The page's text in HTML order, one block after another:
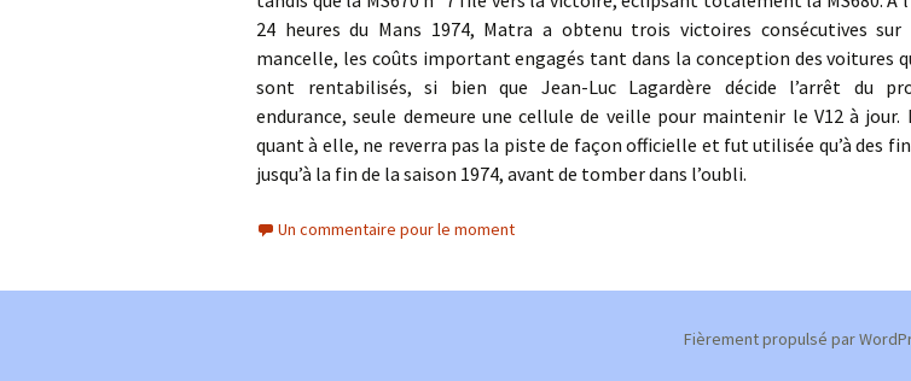
24 heures du Mans 1974, Matra a obtenu trois victoires consécutives sur
mancelle, les coûts important engagés tant dans la conception des voitures
sont rentabilisés, si bien que Jean-Luc Lagardère décide l’arrêt du
endurance, seule demeure une cellule de veille pour maintenir le V12 à jour.
quant à elle, ne reverra pas la piste de façon officielle et fut utilisée qu’à des fins
jusqu’à la fin de la saison 1974, avant de tomber dans l’oubli.
Un commentaire pour le moment
Fièrement propulsé par